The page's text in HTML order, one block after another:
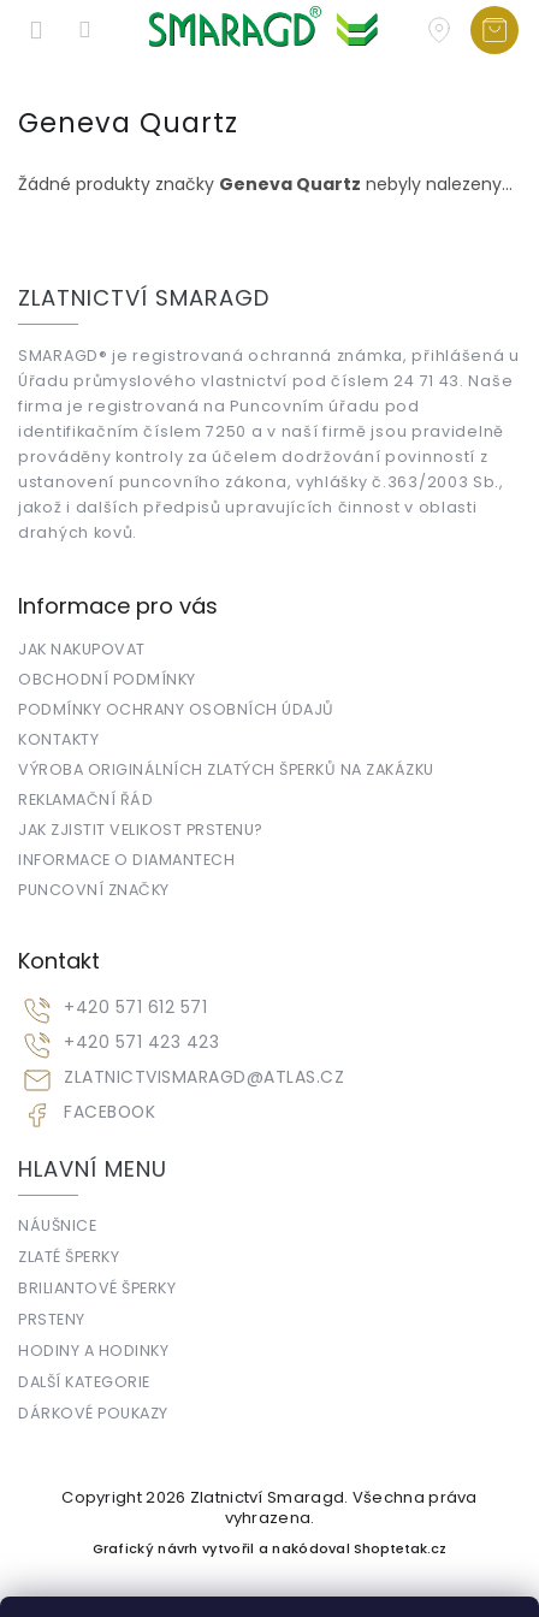
obsah
Geneva Quartz
Žádné produkty značky Geneva Quartz nebyly nalezeny...
ZLATNICTVÍ SMARAGD
SMARAGD® je registrovaná ochranná známka, přihlášená u
Úřadu průmyslového vlastnictví pod číslem 24 71 43. Naše
firma je registrovaná na Puncovním úřadu pod
identifikačním číslem 7250 a v naší firmě jsou pravidelně
prováděny kontroly za účelem dodržování povinností z
ustanovení puncovního zákona, vyhlášky č.363/2003 Sb.,
jakož i dalších předpisů upravujících činnost v oblasti
drahých kovů.
Informace pro vás
JAK NAKUPOVAT
OBCHODNÍ PODMÍNKY
PODMÍNKY OCHRANY OSOBNÍCH ÚDAJŮ
KONTAKTY
VÝROBA ORIGINÁLNÍCH ZLATÝCH ŠPERKŮ NA ZAKÁZKU
REKLAMAČNÍ ŘÁD
JAK ZJISTIT VELIKOST PRSTENU?
INFORMACE O DIAMANTECH
PUNCOVNÍ ZNAČKY
Kontakt
ZLATNICTVISMARAGD@ATLAS.CZ
+420 571 612 571
+420 571 423 423
FACEBOOK
HLAVNÍ MENU
NÁUŠNICE
ZLATÉ ŠPERKY
BRILIANTOVÉ ŠPERKY
PRSTENY
HODINY A HODINKY
DALŠÍ KATEGORIE
DÁRKOVÉ POUKAZY
Copyright 2026 Zlatnictví Smaragd. Všechna práva
vyhrazena.
Grafický návrh vytvořil a nakódovalShoptetak.cz